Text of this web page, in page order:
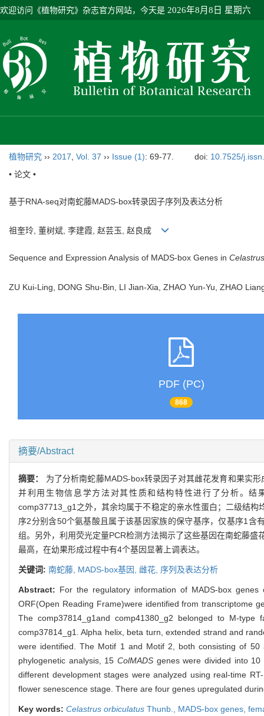
欢迎访问《植物研究》杂志官方网站，今天是 2026年8月8日 星期六
植物研究 ›› 2017 Vol. 37 ›› Issue (1): 69-77. doi: 10.7525/
• 论文 •
基于RNA-seq对南蛇藤MADS-box转录因子序列及表达分析
祖奎玲, 董树斌, 李建霞, 赵芸玉, 赵良成
Sequence and Expression Analysis of MADS-box Genes in
ZU Kui-Ling, DONG Shu-Bin, LI Jian-Xia, ZHAO Yun-Yu, ZHAO
PDF (PC)
868
摘要/Abstract
摘要： 为了分析南蛇藤MADS-box转录因子对其雌花发育和果实
并利用生物信息学方法对其性质和结构特性进行了分析。结
comp37713_g1之外，其余均属于不稳定的亲水性蛋白；二级结
序2分别含50个氨基酸且属于该基因家族的保守基序，仅基序1含
组。另外，利用荧光定量PCR检测方法揭示了这些基因在南蛇藤
最高，在幼果形成过程中有4个基因显著上调表达。
关键词: 南蛇藤, MADS-box基因, 雌花, 序列及表达分析
Abstract: For the regulatory information of MADS-box
ORF(Open Reading Frame)were identified from transcriptome
The comp37814_g1and comp41380_g2 belonged to M-
comp37814_g1. Alpha helix, beta turn, extended strand and
were identified. The Motif 1 and Motif 2, both consisting of
phylogenetic analysis, 15 ColMADS genes were divided into
different development stages were analyzed using real-time
flower senescence stage. There are four genes upregulated
Key words: Celastrus orbiculatus Thunb., MADS-box genes,